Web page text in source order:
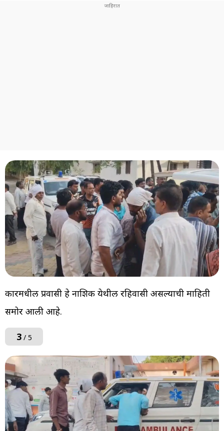
कारमधील प्रवासी हे नाशिक येथील रहिवासी असल्याची माहिती
समोर आली आहे.
3/ 5